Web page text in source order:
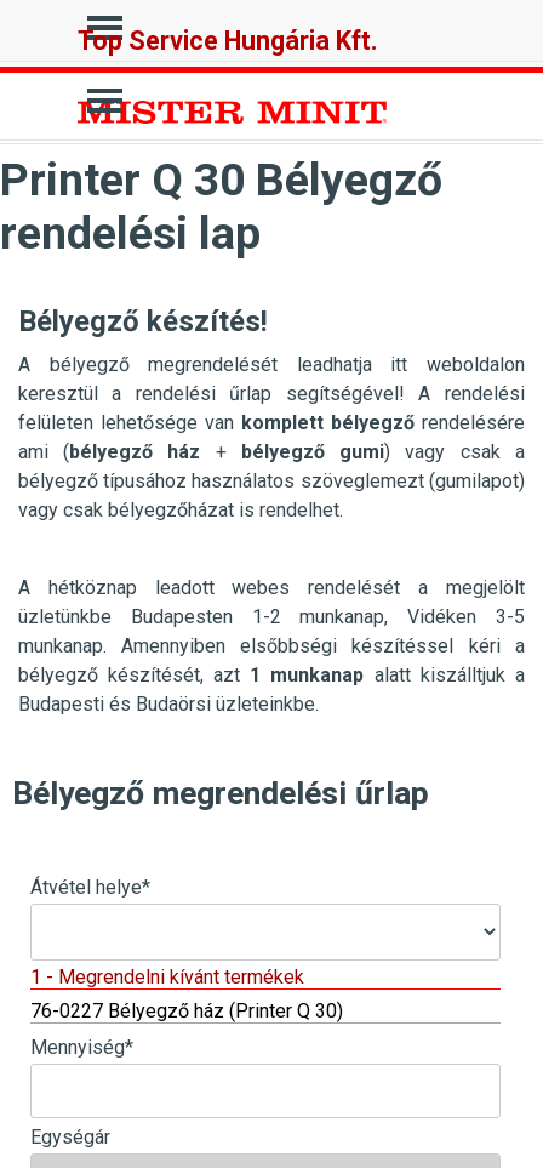
Ugrás a menüre
Top Service Hungária Kft.
Ugrás a menüre
Printer Q 30 Bélyegző
rendelési lap
Bélyegző készítés!
A bélyegző megrendelését leadhatja itt weboldalon
keresztül a rendelési űrlap segítségével! A rendelési
felületen lehetősége van komplett bélyegzőrendelésére
ami (bélyegző ház + bélyegző gumi) vagy csak a
bélyegző típusához használatos szöveglemezt (gumilapot)
vagy csak bélyegzőházat is rendelhet.
A hétköznap leadott webes rendelését a megjelölt
üzletünkbe Budapesten 1-2 munkanap, Vidéken 3-5
munkanap. Amennyiben elsőbbségi készítéssel kéri a
bélyegző készítését, azt 1 munkanap alatt kiszálltjuk a
Budapesti és Budaörsi üzleteinkbe.
Bélyegző megrendelési űrlap
Átvétel helye*
1 - Megrendelni kívánt termékek
76-0227 Bélyegző ház (Printer Q 30)
Mennyiség*
Egységár